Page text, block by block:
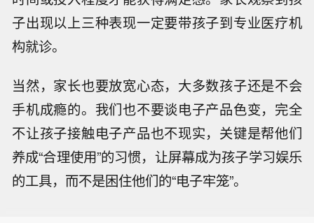
子出现以上三种表现一定要带孩子到专业医疗机
构就诊。
当然，家长也要放宽心态，大多数孩子还是不会
手机成瘾的。我们也不要谈电子产品色变，完全
不让孩子接触电子产品也不现实，关键是帮他们
养成“合理使用”的习惯，让屏幕成为孩子学习娱乐
的工具，而不是困住他们的“电子牢笼”。